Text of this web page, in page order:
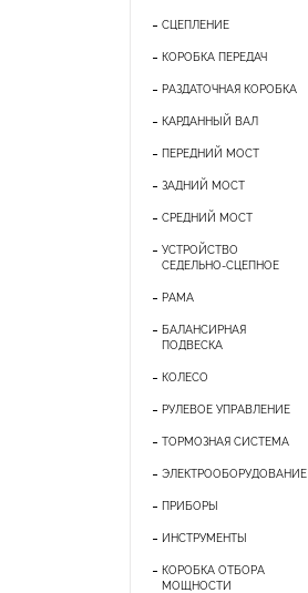
СЦЕПЛЕНИЕ
КОРОБКА ПЕРЕДАЧ
РАЗДАТОЧНАЯ КОРОБКА
КАРДАННЫЙ ВАЛ
ПЕРЕДНИЙ МОСТ
ЗАДНИЙ МОСТ
СРЕДНИЙ МОСТ
УСТРОЙСТВО
СЕДЕЛЬНО-СЦЕПНОЕ
РАМА
БАЛАНСИРНАЯ
ПОДВЕСКА
КОЛЕСО
РУЛЕВОЕ УПРАВЛЕНИЕ
ТОРМОЗНАЯ СИСТЕМА
ЭЛЕКТРООБОРУДОВАНИЕ
ПРИБОРЫ
ИНСТРУМЕНТЫ
КОРОБКА ОТБОРА
МОЩНОСТИ